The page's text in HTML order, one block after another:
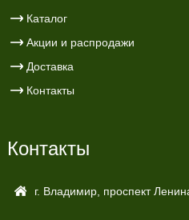
Каталог
Акции и распродажи
Доставка
Контакты
Контакты
г. Владимир, проспект